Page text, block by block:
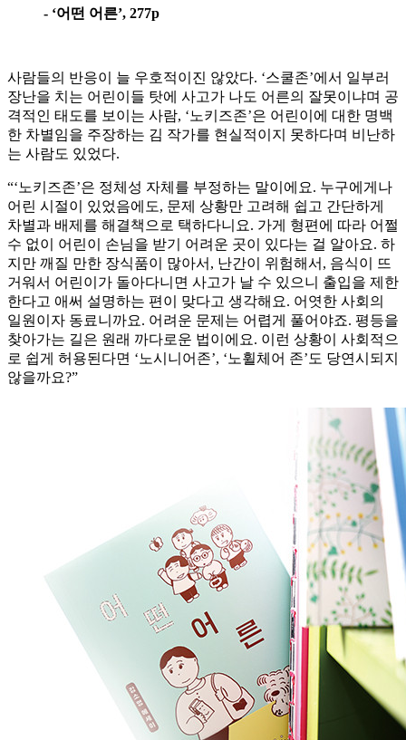
- ‘어떤 어른’, 277p
사람들의 반응이 늘 우호적이진 않았다. ‘스쿨존’에서 일부러
장난을 치는 어린이들 탓에 사고가 나도 어른의 잘못이냐며 공
격적인 태도를 보이는 사람, ‘노키즈존’은 어린이에 대한 명백
한 차별임을 주장하는 김 작가를 현실적이지 못하다며 비난하
는 사람도 있었다.
“‘노키즈존’은 정체성 자체를 부정하는 말이에요. 누구에게나
어린 시절이 있었음에도, 문제 상황만 고려해 쉽고 간단하게
차별과 배제를 해결책으로 택하다니요. 가게 형편에 따라 어쩔
수 없이 어린이 손님을 받기 어려운 곳이 있다는 걸 알아요. 하
지만 깨질 만한 장식품이 많아서, 난간이 위험해서, 음식이 뜨
거워서 어린이가 돌아다니면 사고가 날 수 있으니 출입을 제한
한다고 애써 설명하는 편이 맞다고 생각해요. 어엿한 사회의
일원이자 동료니까요. 어려운 문제는 어렵게 풀어야죠. 평등을
찾아가는 길은 원래 까다로운 법이에요. 이런 상황이 사회적으
로 쉽게 허용된다면 ‘노시니어존’, ‘노휠체어 존’도 당연시되지
않을까요?”